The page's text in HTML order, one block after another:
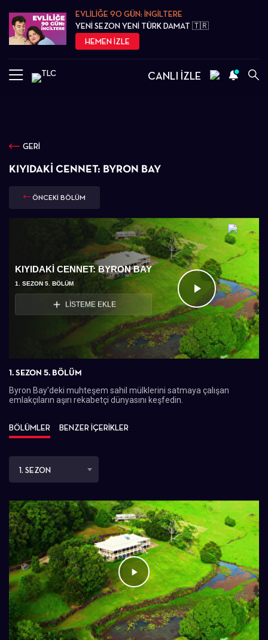
EVLİLİĞE 90 GÜN: İNGİLTERE
YENİ SEZON YENİ TÜRK DAMAT 🇹🇷
HEMEN İZLE
CANLI İZLE
GERİ
KIYIDAKI CENNET: BYRON BAY
ÖNCEKİ BÖLÜM
Videoyu
Oynat
KIYIDAKI CENNET: BYRON BAY
1. SEZON 5. BÖLÜM
LİSTEME EKLE
1. SEZON 5. BÖLÜM
Byron Bay'deki muhteşem sahil mülklerini satmaya çalışan
emlakçıların aşırı rekabetçi dünyasını keşfedin.
BÖLÜMLER BENZER İÇERİKLER
1. SEZON